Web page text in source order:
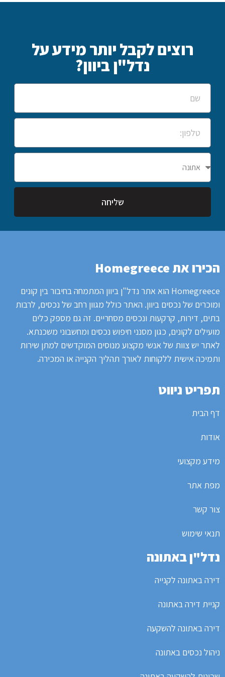
רוצים לקבל יותר מידע על
נדל"ן ביוון?
שליחה
הכירו את Homegreece
Homegreece הוא אתר נדל"ן ביוון המתמחה בחיבור בין קונים
ומוכרים של נכסים ביוון. האתר כולל מגוון רחב של נכסים, לרבות
בתים, דירות, קרקעות ונכסים מסחריים. זה גם מספק כלים
מועילים לקונים, כגון מסנני חיפוש נכסים ומחשבוני משכנתא.
לאתר יש צוות של אנשי מקצוע מנוסים המוקדשים למתן שירות
ותמיכה אישית ללקוחות לאורך תהליך הקנייה או המכירה.
תפריט ניווט
דף הבית
אודות
מידע מקצועי
מפת אתר
צור קשר
תנאי שימוש
נדל"ן באתונה
דירה באתונה לקנייה
קניית דירה באתונה
דירה באתונה להשקעה
ניהול נכסים באתונה